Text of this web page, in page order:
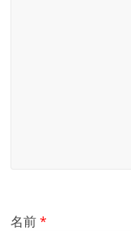
名前*